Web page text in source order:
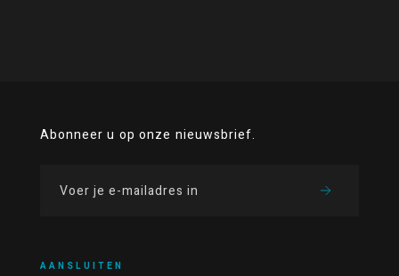
Abonneer u op onze nieuwsbrief.
AANSLUITEN